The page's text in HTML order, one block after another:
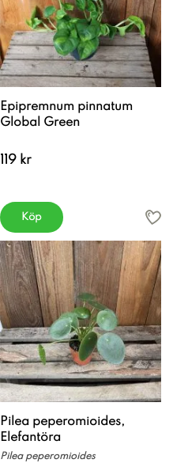
Epipremnum pinnatum
Global Green
119 kr
Köp
Pilea peperomioides,
Elefantöra
Pilea peperomioides